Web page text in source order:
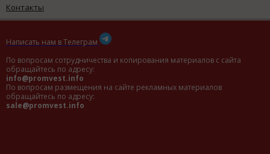
Контакты
Написать нам в Телеграм
По вопросам сотрудничества и копирования материалов с сайта
обращайтесь по адресу:
info@promvest.info
По вопросам размещения на сайте рекламных материалов
обращайтесь по адресу:
sale@promvest.info